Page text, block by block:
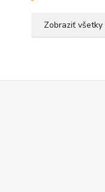
Zobraziť všetky